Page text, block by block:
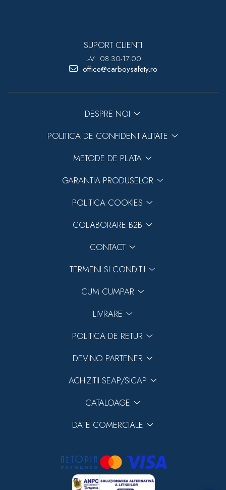
SUPORT CLIENTI
L-V: 08.30-17.00
office@carboysafety.ro
DESPRE NOI
POLITICA DE CONFIDENTIALITATE
METODE DE PLATA
GARANTIA PRODUSELOR
POLITICA COOKIES
COLABORARE B2B
CONTACT
TERMENI SI CONDITII
CUM CUMPAR
LIVRARE
POLITICA DE RETUR
DEVINO PARTENER
ACHIZITII SEAP/SICAP
CATALOAGE
DATE COMERCIALE